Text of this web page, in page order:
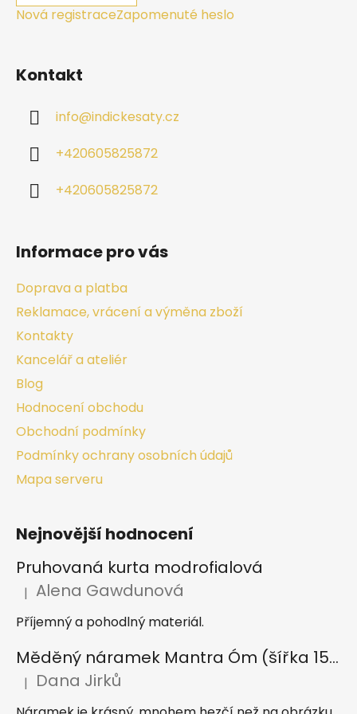
Nová registraceZapomenuté heslo
Kontakt
info@indickesaty.cz
+420605825872
+420605825872
Informace pro vás
Doprava a platba
Reklamace, vrácení a výměna zboží
Kontakty
Kancelář a ateliér
Blog
Hodnocení obchodu
Obchodní podmínky
Podmínky ochrany osobních údajů
Mapa serveru
Nejnovější hodnocení
Pruhovaná kurta modrofialová
Hodnocení produktu je 5 z 5 hvězdiček.
| Alena Gawdunová
Příjemný a pohodlný materiál.
Měděný náramek Mantra Óm (šířka 15 mm)
Hodnocení produktu je 5 z 5 hvězdiček.
| Dana Jirků